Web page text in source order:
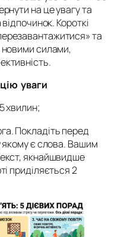
на це увагу та
Короткі
та
новими силами,
уваги
хвилин;
Покладіть перед
якому є слова. Вашим
якнайшвидше
приділяється 2